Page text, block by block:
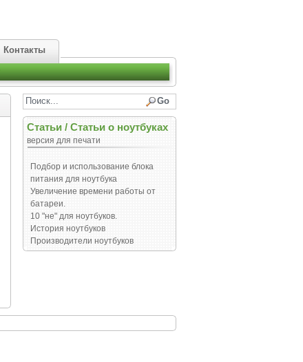
Контакты
Статьи/ Статьи о ноутбуках
версия для печати
Подбор и использование блока
питания для ноутбука
Увеличение времени работы от
батареи.
10 "не" для ноутбуков.
История ноутбуков
Производители ноутбуков